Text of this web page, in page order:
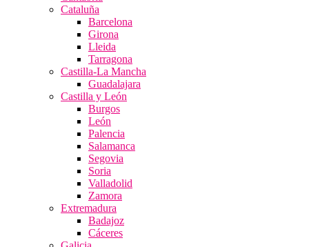
Cataluña
Barcelona
Girona
Lleida
Tarragona
Castilla-La Mancha
Guadalajara
Castilla y León
Burgos
León
Palencia
Salamanca
Segovia
Soria
Valladolid
Zamora
Extremadura
Badajoz
Cáceres